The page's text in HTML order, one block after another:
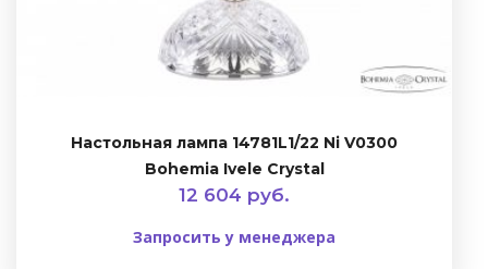
Настольная лампа 14781L1/22 Ni V0300
Bohemia Ivele Crystal
12 604 руб.
Запросить у менеджера